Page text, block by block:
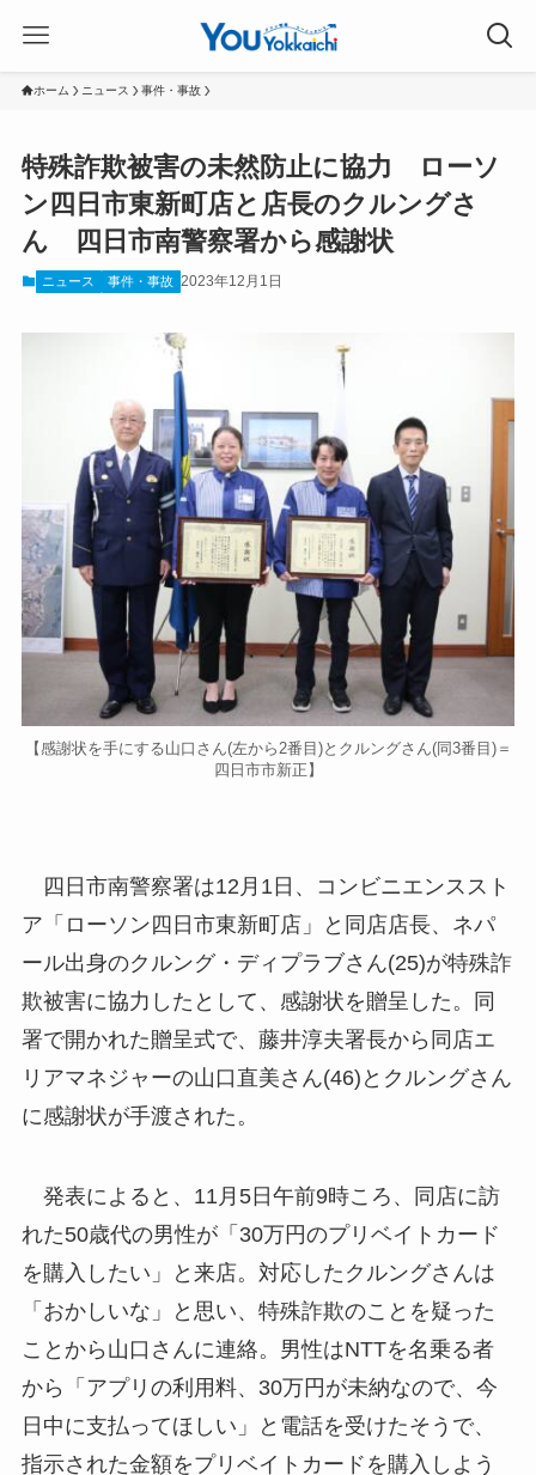
ホーム ニュース 事件・事故
特殊詐欺被害の未然防止に協力 ローソ
ン四日市東新町店と店長のクルングさ
ん 四日市南警察署から感謝状
ニュース 事件・事故 2023年12月1日
【感謝状を手にする山口さん(左から2番目)とクルングさん(同3番目)＝
四日市市新正】
四日市南警察署は12月1日、コンビニエンススト
ア「ローソン四日市東新町店」と同店店長、ネパ
ール出身のクルング・ディプラブさん(25)が特殊詐
欺被害に協力したとして、感謝状を贈呈した。同
署で開かれた贈呈式で、藤井淳夫署長から同店エ
リアマネジャーの山口直美さん(46)とクルングさん
に感謝状が手渡された。
発表によると、11月5日午前9時ころ、同店に訪
れた50歳代の男性が「30万円のプリベイトカード
を購入したい」と来店。対応したクルングさんは
「おかしいな」と思い、特殊詐欺のことを疑った
ことから山口さんに連絡。男性はNTTを名乗る者
から「アプリの利用料、30万円が未納なので、今
日中に支払ってほしい」と電話を受けたそうで、
指示された金額をプリベイトカードを購入しよう